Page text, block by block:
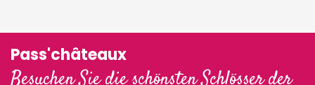
Pass'châteaux